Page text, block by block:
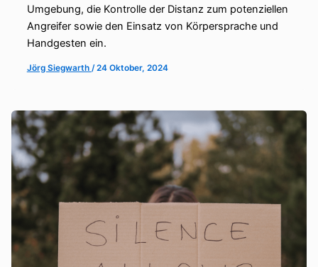
Umgebung, die Kontrolle der Distanz zum potenziellen
Angreifer sowie den Einsatz von Körpersprache und
Handgesten ein.
Jörg Siegwarth /24 Oktober, 2024